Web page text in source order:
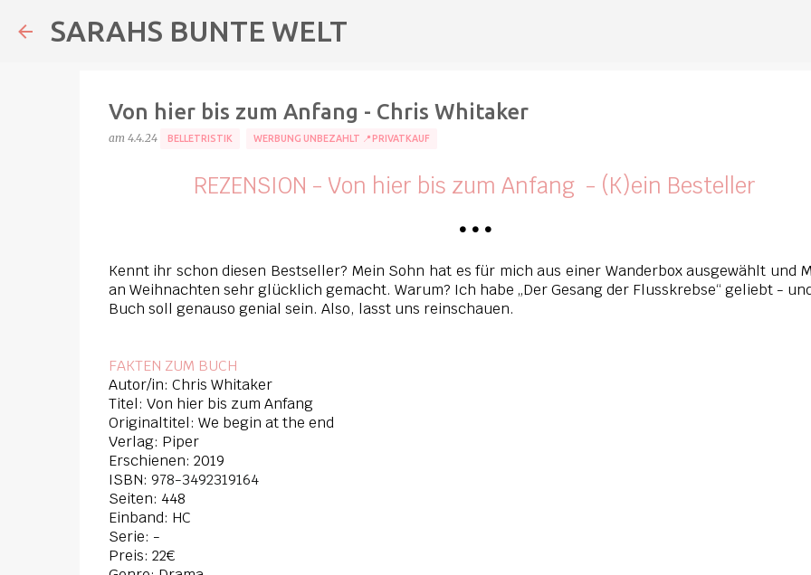
SARAHS BUNTE WELT
Von hier bis zum Anfang - Chris Whitaker
am 4.4.24 BELLETRISTIK WERBUNG UNBEZAHLT 📍PRIVATKAUF
REZENSION - Von hier bis zum Anfang - (K)ein Besteller
• • •
Kennt ihr schon diesen Bestseller? Mein Sohn hat es für mich aus einer Wanderbox ausgewählt und
an Weihnachten sehr glücklich gemacht. Warum? Ich habe „Der Gesang der Flusskrebse“ geliebt -
Buch soll genauso genial sein. Also, lasst uns reinschauen.
FAKTEN ZUM BUCH
Autor/in: Chris Whitaker
Titel: Von hier bis zum Anfang
Originaltitel: We begin at the end
Verlag: Piper
Erschienen: 2019
ISBN: 978-3492319164
Seiten: 448
Einband: HC
Serie: -
Preis: 22€